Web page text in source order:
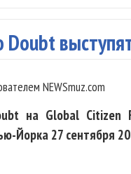
Doubt
NEWSmuz.com
на Global Citizen
Йорка 27 сентября